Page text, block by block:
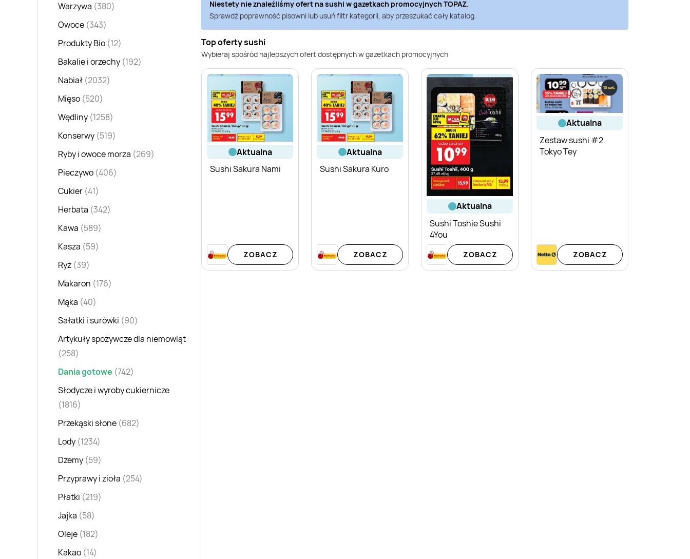
Warzywa (380)
Owoce (343)
Produkty Bio (12)
Bakalie i orzechy (192)
Nabiał (2032)
Mięso (520)
Wędliny (1258)
Konserwy (519)
Ryby i owoce morza (269)
Pieczywo (406)
Cukier (41)
Herbata (342)
Kawa (589)
Kasza (59)
Ryż (39)
Makaron (176)
Mąka (40)
Sałatki i surówki (90)
Artykuły spożywcze dla niemowląt
(258)
Dania gotowe (742)
Słodycze i wyroby cukiernicze
(1816)
Przekąski słone (682)
Lody (1234)
Dżemy (59)
Przyprawy i zioła (254)
Płatki (219)
Jajka (58)
Oleje (182)
Kakao (14)
Niestety nie znaleźliśmy ofert nasushi w gazetkach promocyjnych TOPAZ.
Sprawdź poprawność pisowni lub usuń filtr kategorii, aby przeszukać cały katalog.
Top oferty sushi
Wybieraj spośród najlepszych ofert dostępnych w gazetkach promocyjnych
aktualna
Sushi Sakura Nami
ZOBACZ
aktualna
Sushi Sakura Kuro
ZOBACZ
aktualna
Sushi Toshie Sushi
4You
ZOBACZ
aktualna
Zestaw sushi #2
Tokyo Tey
ZOBACZ